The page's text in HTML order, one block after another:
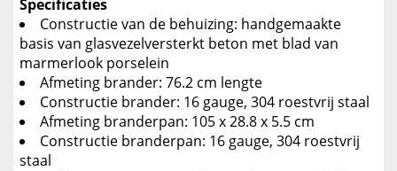
Specificaties
Constructie van de behuizing: handgemaakte
basis van glasvezelversterkt beton met blad van
marmerlook porselein
Afmeting brander: 76.2 cm lengte
Constructie brander: 16 gauge, 304 roestvrij staal
Afmeting branderpan: 105 x 28.8 x 5.5 cm
Constructie branderpan: 16 gauge, 304 roestvrij
staal